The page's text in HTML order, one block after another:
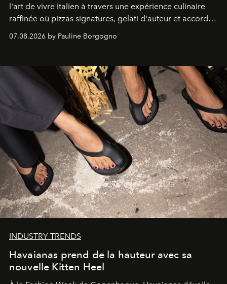
l'art de vivre italien à travers une expérience culinaire
raffinée où pizzas signatures, gelati d'auteur et accords
d'exception composent un véritable voyage sensoriel.
07.08.2026 by Pauline Borgogno
INDUSTRY TRENDS
Havaianas prend de la hauteur avec sa
nouvelle Kitten Heel